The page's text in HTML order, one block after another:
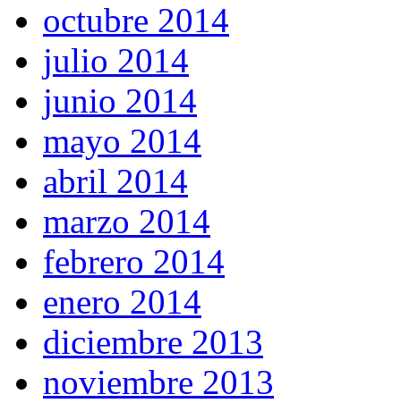
octubre 2014
julio 2014
junio 2014
mayo 2014
abril 2014
marzo 2014
febrero 2014
enero 2014
diciembre 2013
noviembre 2013